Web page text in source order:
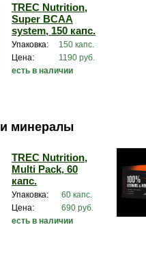
TREC Nutrition,
Super BCAA
system, 150 капс.
Упаковка:
150 капс.
Цена:
1190 руб.
есть в наличии
минералы
TREC Nutrition,
Multi Pack, 60
капс.
Упаковка:
60 капс.
Цена:
690 руб.
есть в наличии